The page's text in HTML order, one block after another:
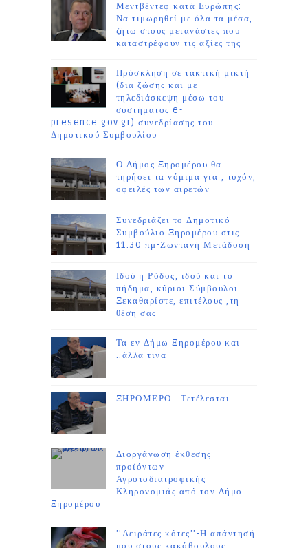
Μεντβέντεφ κατά Ευρώπης:
Να τιμωρηθεί με όλα τα μέσα,
ζήτω στους μετανάστες που
καταστρέφουν τις αξίες της
Πρόσκληση σε τακτική μικτή
(δια ζώσης και με
τηλεδιάσκεψη μέσω του
συστήματος e-
presence.gov.gr) συνεδρίασης του
Δημοτικού Συμβουλίου
Ο Δήμος Ξηρομέρου θα
τηρήσει τα νόμιμα για , τυχόν,
οφειλές των αιρετών
Συνεδριάζει το Δημοτικό
Συμβούλιο Ξηρομέρου στις
11.30 πμ-Ζωντανή Μετάδοση
Ιδού η Ρόδος, ιδού και το
πήδημα, κύριοι Σύμβουλοι-
Ξεκαθαρίστε, επιτέλους ,τη
θέση σας
Τα εν Δήμω Ξηρομέρου και
..άλλα τινα
ΞΗΡΟΜΕΡΟ : Τετέλεσται......
Διοργάνωση έκθεσης
προϊόντων
Αγροτοδιατροφικής
Κληρονομιάς από τον Δήμο
Ξηρομέρου
''Λειράτες κότες''-Η απάντησή